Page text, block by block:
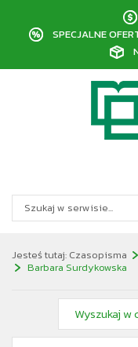
SPECJALNE
Jesteś tutaj: Czasopisma
Barbara Surdykowska